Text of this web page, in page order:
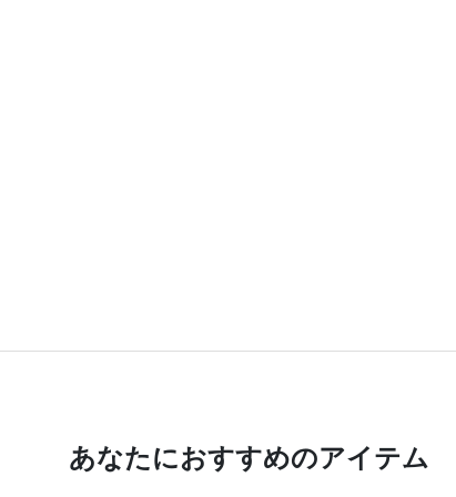
あなたにおすすめのアイテム